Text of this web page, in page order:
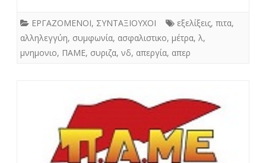
ΕΡΓΑΖΟΜΕΝΟΙ, ΣΥΝΤΑΞΙΟΥΧΟΙ εξελίξεις, πιτα,
αλληλεγγύη, συμφωνία, ασφαλιστικο, μέτρα, λ,
μνημονιο, ΠΑΜΕ, συριζα, νδ, απεργία, απερ